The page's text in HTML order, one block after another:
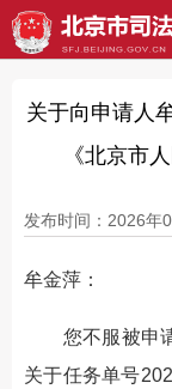
关于向申请人
《北京市
发布时间：2026年
牟金萍：
您不服被申请
关于任务单号